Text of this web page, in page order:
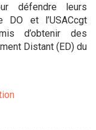
défendre leurs
DO et l’USACcgt
d’obtenir des
Distant (ED) du